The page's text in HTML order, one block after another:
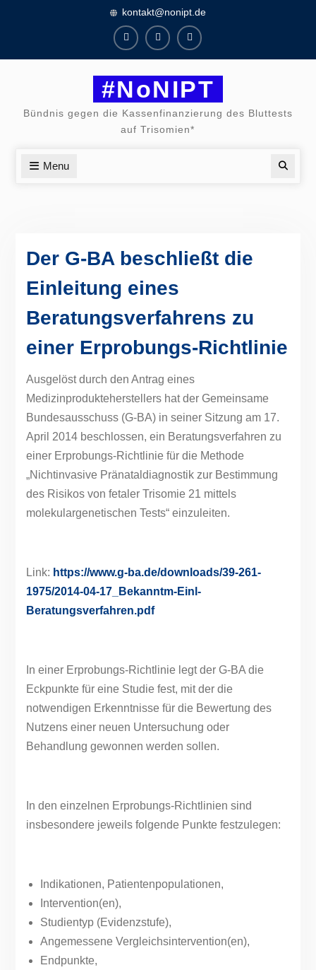
kontakt@nonipt.de
FacebookInstagram
Twitter
#NoNIPT
Bündnis gegen die Kassenfinanzierung des Bluttests
auf Trisomien*
Menu
Der G-BA beschließt die
Einleitung eines
Beratungsverfahrens zu
einer Erprobungs-Richtlinie
Ausgelöst durch den Antrag eines
Medizinprodukteherstellers hat der Gemeinsame
Bundesausschuss (G-BA) in seiner Sitzung am 17.
April 2014 beschlossen, ein Beratungsverfahren zu
einer Erprobungs-Richtlinie für die Methode
„Nichtinvasive Pränataldiagnostik zur Bestimmung
des Risikos von fetaler Trisomie 21 mittels
molekulargenetischen Tests“ einzuleiten.
Link: https://www.g-ba.de/downloads/39-261-
1975/2014-04-17_Bekanntm-Einl-
Beratungsverfahren.pdf
In einer Erprobungs-Richtlinie legt der G-BA die
Eckpunkte für eine Studie fest, mit der die
notwendigen Erkenntnisse für die Bewertung des
Nutzens einer neuen Untersuchung oder
Behandlung gewonnen werden sollen.
In den einzelnen Erprobungs-Richtlinien sind
insbesondere jeweils folgende Punkte festzulegen:
Indikationen, Patientenpopulationen,
Intervention(en),
Studientyp (Evidenzstufe),
Angemessene Vergleichsintervention(en),
Endpunkte,